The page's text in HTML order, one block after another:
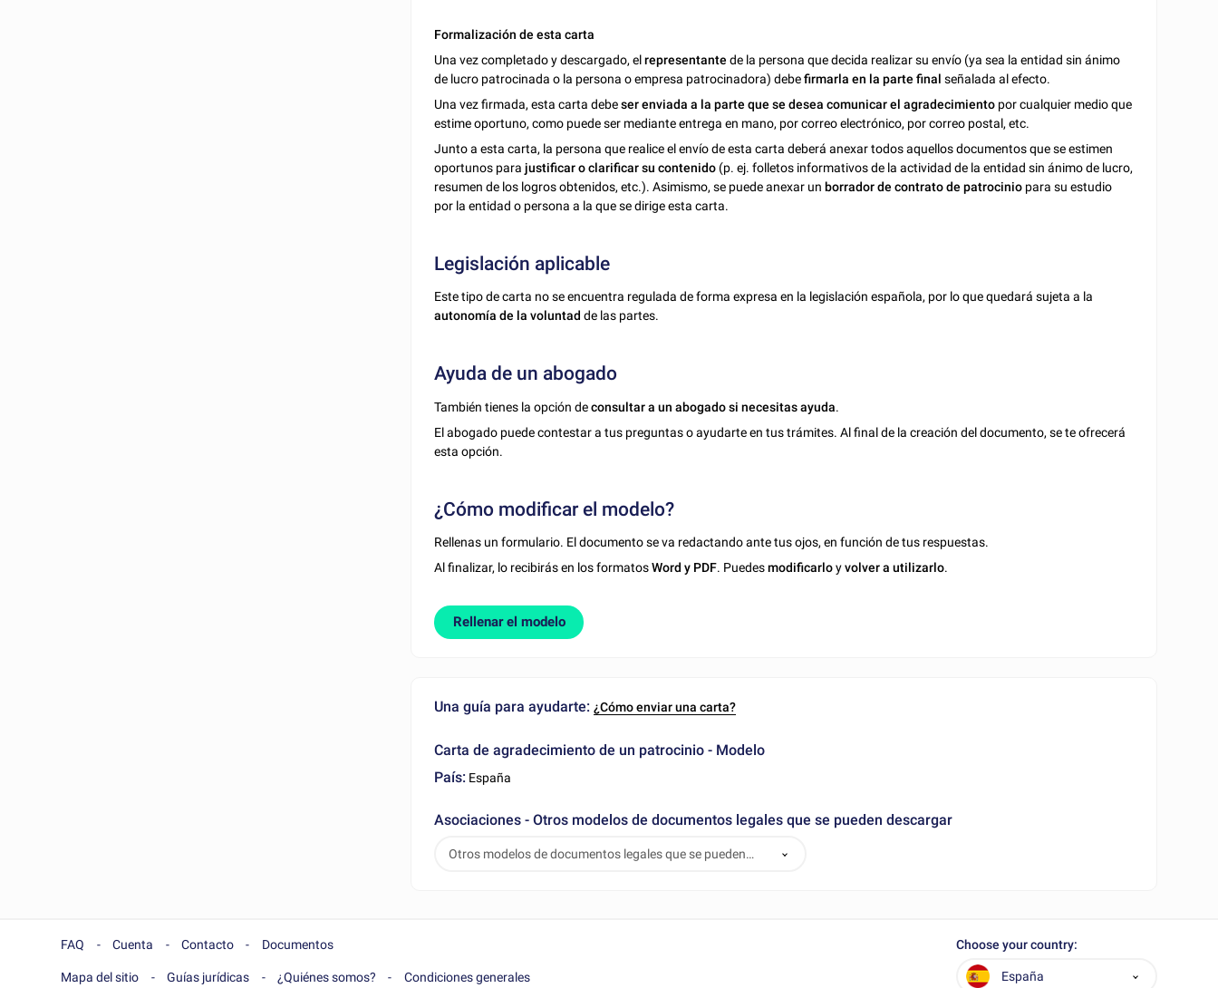
Formalización de esta carta
Una vez completado y descargado, elrepresentante de la persona que decida realizar su envío (ya sea la entidad sin ánimo
de lucro patrocinada o la persona o empresa patrocinadora) debefirmarla en la parte final señalada al efecto.
Una vez firmada, esta carta debeser enviada a la parte que se desea comunicar el agradecimiento por cualquier medio que
estime oportuno, como puede ser mediante entrega en mano, por correo electrónico, por correo postal, etc.
Junto a esta carta, la persona que realice el envío de esta carta deberá anexar todos aquellos documentos que se estimen
oportunos parajustificar o clarificar su contenido (p. ej. folletos informativos de la actividad de la entidad sin ánimo de lucro,
resumen de los logros obtenidos, etc.). Asimismo, se puede anexar un borrador de contrato de patrocinio para su estudio
por la entidad o persona a la que se dirige esta carta.
Legislación aplicable
Este tipo de carta no se encuentra regulada de forma expresa en la legislación española, por lo que quedará sujeta a la
autonomía de la voluntad de las partes.
Ayuda de un abogado
También tienes la opción deconsultar a un abogado si necesitas ayuda.
El abogado puede contestar a tus preguntas o ayudarte en tus trámites. Al final de la creación del documento, se te ofrecerá
esta opción.
¿Cómo modificar el modelo?
Rellenas un formulario. El documento se va redactando ante tus ojos, en función de tus respuestas.
Al finalizar, lo recibirás en los formatosWord y PDF. Puedesmodificarloyvolver a utilizarlo.
Rellenar el modelo
Una guía para ayudarte:¿Cómo enviar una carta?
Carta de agradecimiento de un patrocinio - Modelo
País: España
Asociaciones - Otros modelos de documentos legales que se pueden descargar
Otros modelos de documentos legales que se pueden
FAQ Cuenta Contacto Documentos
Mapa del sitio Guías jurídicas ¿Quiénes somos? Condiciones generales
Choose your country:
España